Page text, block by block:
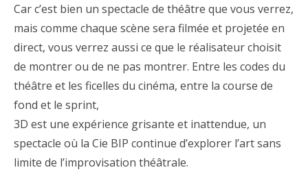
Car c’est bien un spectacle de théâtre que vous verrez,
mais comme chaque scène sera filmée et projetée en
direct, vous verrez aussi ce que le réalisateur choisit
de montrer ou de ne pas montrer. Entre les codes du
théâtre et les ficelles du cinéma, entre la course de
fond et le sprint,
3D est une expérience grisante et inattendue, un
spectacle où la Cie BIP continue d’explorer l’art sans
limite de l’improvisation théâtrale.